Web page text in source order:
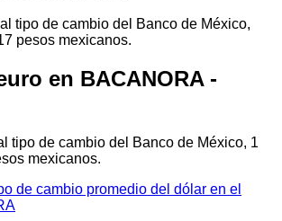
tipo de cambio del Banco de México,
pesos mexicanos.
en BACANORA -
tipo de cambio del Banco de México, 1
mexicanos.
de cambio promedio del dólar en el